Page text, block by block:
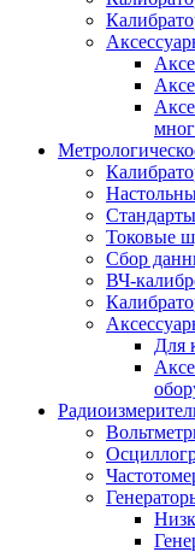
Токовые
Сбор
ВЧ-
Для